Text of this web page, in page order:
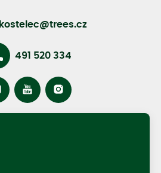
kostelec@trees.cz
491 520 334